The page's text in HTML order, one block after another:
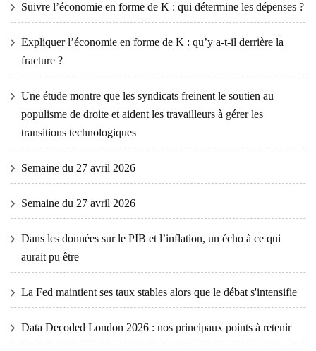
Suivre l’économie en forme de K : qui détermine les dépenses ?
Expliquer l’économie en forme de K : qu’y a-t-il derrière la
fracture ?
Une étude montre que les syndicats freinent le soutien au
populisme de droite et aident les travailleurs à gérer les
transitions technologiques
Semaine du 27 avril 2026
Semaine du 27 avril 2026
Dans les données sur le PIB et l’inflation, un écho à ce qui
aurait pu être
La Fed maintient ses taux stables alors que le débat s'intensifie
Data Decoded London 2026 : nos principaux points à retenir